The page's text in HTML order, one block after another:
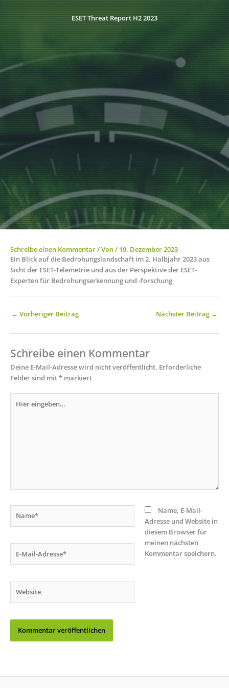
ESET Threat Report H2 2023
Schreibe einen Kommentar/ Von/ 19. Dezember 2023
Ein Blick auf die Bedrohungslandschaft im 2. Halbjahr 2023 aus
Sicht der ESET-Telemetrie und aus der Perspektive der ESET-
Experten für Bedrohungserkennung und -forschung
← Vorheriger Beitrag Nächster Beitrag →
Schreibe einen Kommentar
Deine E-Mail-Adresse wird nicht veröffentlicht. Erforderliche
Felder sind mit* markiert
eingeben…
Mail-
Name, E-Mail-
Adresse und Website in
diesem Browser für
meinen nächsten
Kommentar speichern.